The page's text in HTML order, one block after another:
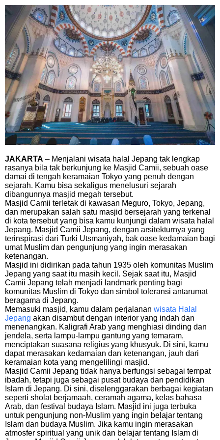
JAKARTA – Menjalani wisata halal Jepang tak lengkap
rasanya bila tak berkunjung ke Masjid Camii, sebuah oase
damai di tengah keramaian Tokyo yang penuh dengan
sejarah. Kamu bisa sekaligus menelusuri sejarah
dibangunnya masjid megah tersebut.
Masjid Camii terletak di kawasan Meguro, Tokyo, Jepang,
dan merupakan salah satu masjid bersejarah yang terkenal
di kota tersebut yang bisa kamu kunjungi dalam wisata halal
Jepang. Masjid Camii Jepang, dengan arsitekturnya yang
terinspirasi dari Turki Utsmaniyah, bak oase kedamaian bagi
umat Muslim dan pengunjung yang ingin merasakan
ketenangan.
Masjid ini didirikan pada tahun 1935 oleh komunitas Muslim
Jepang yang saat itu masih kecil. Sejak saat itu, Masjid
Camii Jepang telah menjadi landmark penting bagi
komunitas Muslim di Tokyo dan simbol toleransi antarumat
beragama di Jepang.
Memasuki masjid, kamu dalam perjalanan wisata Halal
Jepang akan disambut dengan interior yang indah dan
menenangkan. Kaligrafi Arab yang menghiasi dinding dan
jendela, serta lampu-lampu gantung yang temaram,
menciptakan suasana religius yang khusyuk. Di sini, kamu
dapat merasakan kedamaian dan ketenangan, jauh dari
keramaian kota yang mengelilingi masjid.
Masjid Camii Jepang tidak hanya berfungsi sebagai tempat
ibadah, tetapi juga sebagai pusat budaya dan pendidikan
Islam di Jepang. Di sini, diselenggarakan berbagai kegiatan
seperti sholat berjamaah, ceramah agama, kelas bahasa
Arab, dan festival budaya Islam. Masjid ini juga terbuka
untuk pengunjung non-Muslim yang ingin belajar tentang
Islam dan budaya Muslim. Jika kamu ingin merasakan
atmosfer spiritual yang unik dan belajar tentang Islam di